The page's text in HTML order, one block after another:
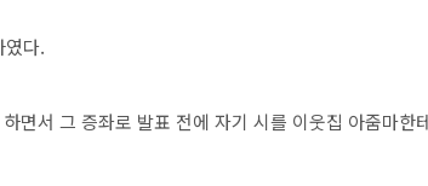
였다.
면서 그 증좌로 발표 전에 자기 시를 이웃집 아줌마한